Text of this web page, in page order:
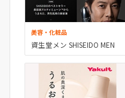
美容・化粧品
資生堂メン SHISEIDO MEN